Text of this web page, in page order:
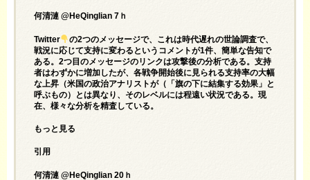
何清漣 @HeQinglian 7ｈ
Twitter
の2つのメッセージで、これは時代遅れの世論調査で、
戦況に応じて支持に変わるというコメントが1件、簡単な告知で
ある。2つ目のメッセージのリンクは攻撃後の分析である。支持
者はわずかに増加したが、各戦争開始後に見られる支持率の大幅
な上昇（米国の政治アナリストが（「旗の下に結集する効果」と
呼ぶもの）とは異なり、そのレベルには程遠い状況である。現
在、様々な分析を精査している。
もっと見る
引用
何清漣 @HeQinglian 20ｈ